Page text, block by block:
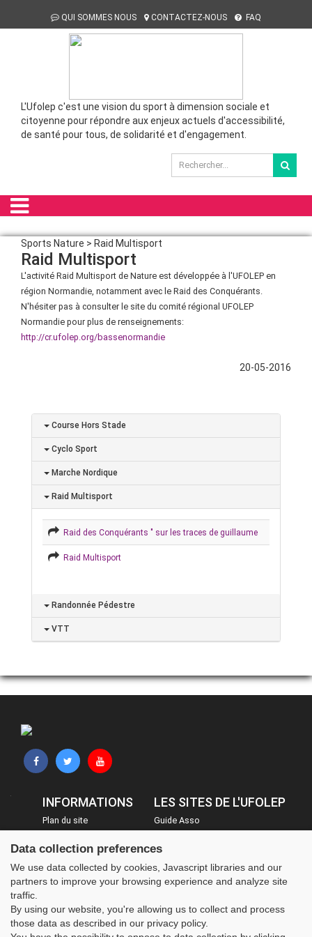
QUI SOMMES NOUS CONTACTEZ-NOUS FAQ
L'Ufolep c'est une vision du sport à dimension sociale et
citoyenne pour répondre aux enjeux actuels d'accessibilité,
de santé pour tous, de solidarité et d'engagement.
Sports Nature > Raid Multisport
Raid Multisport
L'activité Raid Multisport de Nature est développée à l'UFOLEP en
région Normandie, notamment avec le Raid des Conquérants.
N'hésiter pas à consulter le site du comité régional UFOLEP
Normandie pour plus de renseignements:
http://cr.ufolep.org/bassenormandie
20-05-2016
Course Hors Stade
Cyclo Sport
Marche Nordique
Raid Multisport
Raid des Conquérants " sur les traces de guillaume
Raid Multisport
Randonnée Pédestre
VTT
INFORMATIONS
Plan du site
Mentions légales
Administration
LES SITES DE L'UFOLEP
Guide Asso
Inscriptions évènements
Data collection preferences
We use data collected by cookies, Javascript libraries and our
partners to improve your browsing experience and analyze site
traffic.
By using our website, you're allowing us to collect and process
those data as described in our privacy policy.